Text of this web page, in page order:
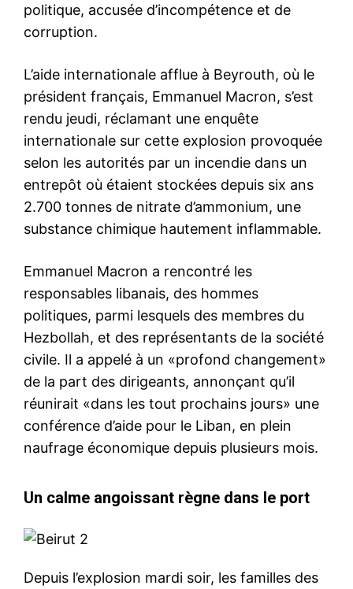
politique, accusée d’incompétence et de
corruption.
L’aide internationale afflue à Beyrouth, où le
président français, Emmanuel Macron, s’est
rendu jeudi, réclamant une enquête
internationale sur cette explosion provoquée
selon les autorités par un incendie dans un
entrepôt où étaient stockées depuis six ans
2.700 tonnes de nitrate d’ammonium, une
substance chimique hautement inflammable.
Emmanuel Macron a rencontré les
responsables libanais, des hommes
politiques, parmi lesquels des membres du
Hezbollah, et des représentants de la société
civile. Il a appelé à un «profond changement»
de la part des dirigeants, annonçant qu’il
réunirait «dans les tout prochains jours» une
conférence d’aide pour le Liban, en plein
naufrage économique depuis plusieurs mois.
Un calme angoissant règne dans le port
Depuis l’explosion mardi soir, les familles des